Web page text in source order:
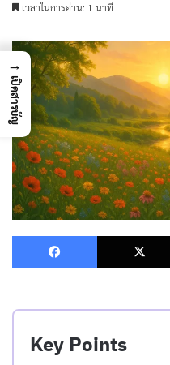
เวลาในการอ่าน: 1 นาที
Facebook
Key Points
→
เปิดสารบัญ